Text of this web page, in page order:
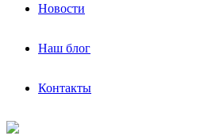
Новости
Наш блог
Контакты